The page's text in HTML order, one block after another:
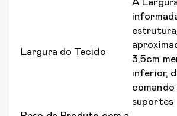
Largura do Tecido
A
3,5cm
inferior,
comando
suportes